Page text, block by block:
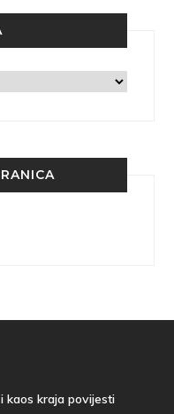
kaos kraja povijesti